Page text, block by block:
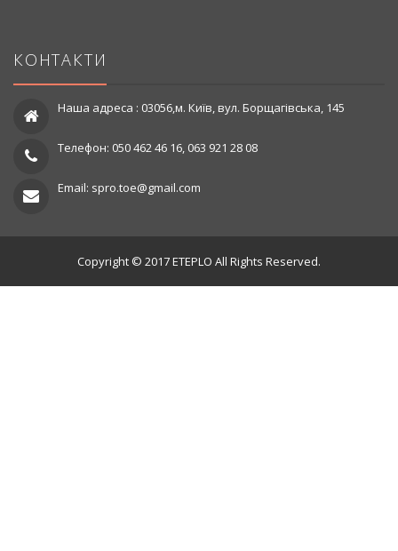
КОНТАКТИ
Наша адреса : 03056,м. Київ, вул. Борщагівська, 145
Телефон: 050 462 46 16, 063 921 28 08
Email: spro.toe@gmail.com
Copyright © 2017 ETEPLO All Rights Reserved.